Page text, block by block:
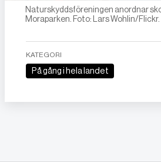
Naturskyddsföreningen anordnar
Moraparken. Foto: Lars Wohlin/Flickr.
KATEGORI
På gång i hela landet